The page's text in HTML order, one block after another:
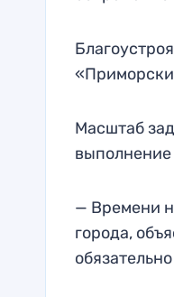
Масштаб
выполнение
— Времени
города,